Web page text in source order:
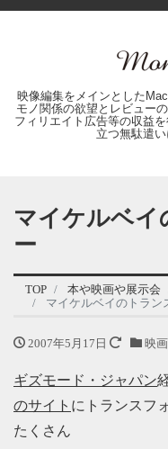
映像編集をメインとした
モノ関係の欲望とレビュ
フィリエイト広告等の収益
立つ無駄遣
マイケルベイ
ー
TOP 本や映画や展示会
マイケルベイのトラン
2007年5月17日 映
ギズモード・ジャパン
のサイト にトランスフ
たくさん